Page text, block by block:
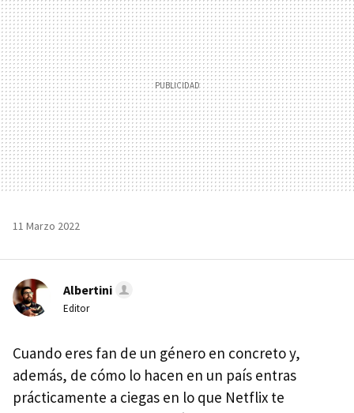
11 Marzo 2022
Albertini
Editor
Cuando eres fan de un género en concreto y,
además, de cómo lo hacen en un país entras
prácticamente a ciegas en lo que Netflix te